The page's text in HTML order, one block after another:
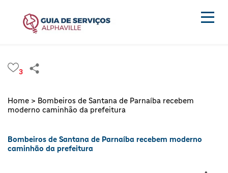
3
Home > Bombeiros de Santana de Parnaíba recebem
moderno caminhão da prefeitura
Bombeiros de Santana de Parnaíba recebem moderno
caminhão da prefeitura